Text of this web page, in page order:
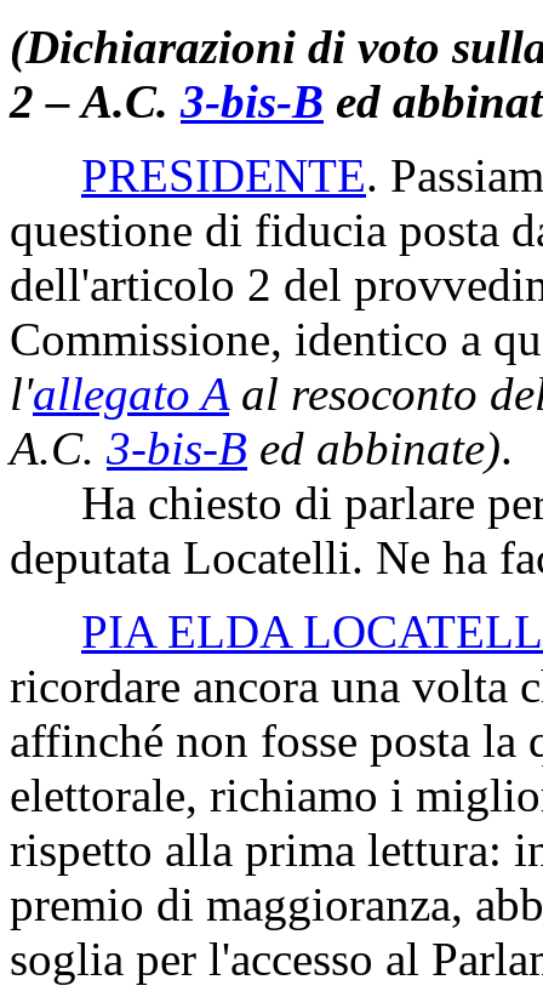
(Dichiarazioni di voto
2 – A.C.3-bis-B ed
PRESIDENTE.
questione di fiducia posta
dell'articolo 2 del
Commissione, identico a
l'allegato Aal resoconto
A.C. 3-bis-B ed abbinate).
Ha chiesto di parlare
deputata Locatelli. Ne ha
PIA ELDA
ricordare ancora una volta
affinché non fosse posta
elettorale, richiamo i
rispetto alla prima lettura:
premio di maggioranza,
soglia per l'accesso al